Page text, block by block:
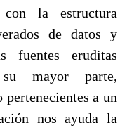
con la estructura
de datos y
fuentes eruditas
mayor parte,
a un
nos ayuda la